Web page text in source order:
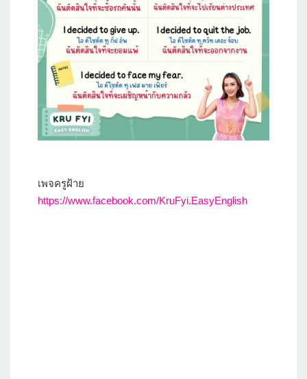
เพจครูฝ้าย
https://www.facebook.com/KruFyi.EasyEnglish